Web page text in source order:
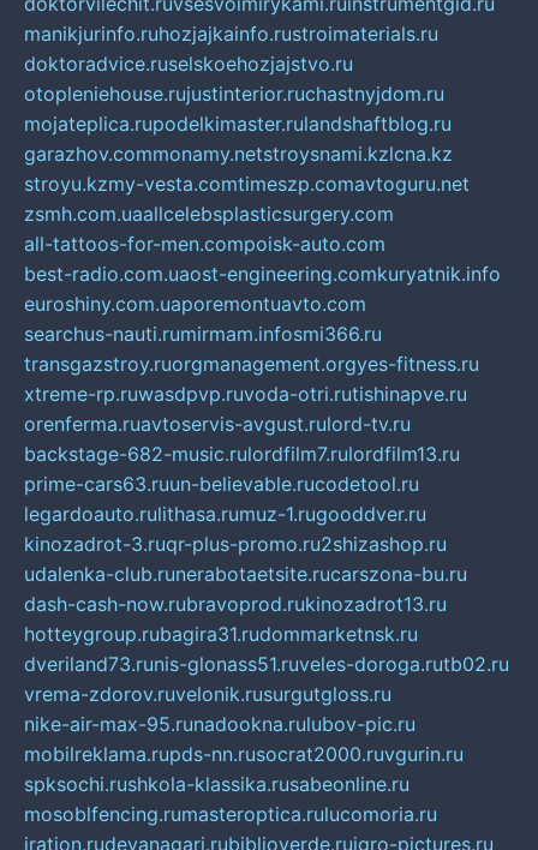
manikjurinfo.ruhozjajkainfo.rustroimaterials.ru
doktoradvice.ruselskoehozjajstvo.ru
otopleniehouse.rujustinterior.ruchastnyjdom.ru
mojateplica.rupodelkimaster.rulandshaftblog.ru
garazhov.commonamy.netstroysnami.kzlcna.kz
stroyu.kzmy-vesta.comtimeszp.comavtoguru.net
zsmh.com.uaallcelebsplasticsurgery.com
all-tattoos-for-men.compoisk-auto.com
best-radio.com.uaost-engineering.comkuryatnik.info
euroshiny.com.uaporemontuavto.com
searchus-nauti.rumirmam.infosmi366.ru
transgazstroy.ruorgmanagement.orgyes-fitness.ru
xtreme-rp.ruwasdpvp.ruvoda-otri.rutishinapve.ru
orenferma.ruavtoservis-avgust.rulord-tv.ru
backstage-682-music.rulordfilm7.rulordfilm13.ru
prime-cars63.ruun-believable.rucodetool.ru
legardoauto.rulithasa.rumuz-1.rugooddver.ru
kinozadrot-3.ruqr-plus-promo.ru2shizashop.ru
udalenka-club.runerabotaetsite.rucarszona-bu.ru
dash-cash-now.rubravoprod.rukinozadrot13.ru
hotteygroup.rubagira31.rudommarketnsk.ru
dveriland73.runis-glonass51.ruveles-doroga.rutb02.ru
vrema-zdorov.ruvelonik.rusurgutgloss.ru
nike-air-max-95.runadookna.rulubov-pic.ru
mobilreklama.rupds-nn.rusocrat2000.ruvgurin.ru
spksochi.rushkola-klassika.rusabeonline.ru
mosoblfencing.rumasteroptica.rulucomoria.ru
iration.rudevanagari.rubiblioverde.ruigro-pictures.ru